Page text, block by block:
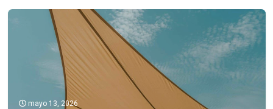
mayo 13, 2026